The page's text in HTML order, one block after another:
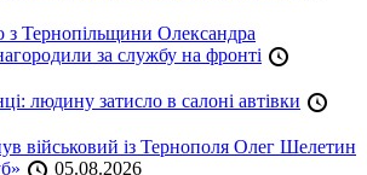
з Тернопільщини Олександра
за службу на фронті
людину затисло в салоні автівки
військовий із Тернополя Олег Шелетин
05.08.2026